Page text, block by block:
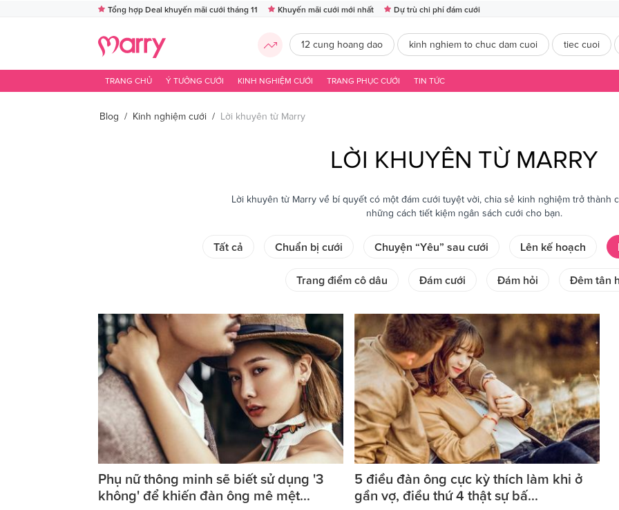
Tổng hợp Deal khuyến mãi cưới tháng 11 Khuyến mãi cưới mới nhất Dự trù chi phí đám cưới
12 cung hoang dao kinh nghiem to chuc dam cuoi tiec cuoi
TRANG CHỦ Ý TƯỞNG CƯỚI KINH NGHIỆM CƯỚI TRANG PHỤC CƯỚI TIN TỨC
Blog / Kinh nghiệm cưới / Lời khuyên từ Marry
LỜI KHUYÊN TỪ MARRY
Lời khuyên từ Marry về bí quyết có một đám cưới tuyệt vời, chia sẻ kinh nghiệm trở thành
những cách tiết kiệm ngân sách cưới cho bạn.
Tất cả Chuẩn bị cưới Chuyện “Yêu” sau cưới Lên kế hoạch
Trang điểm cô dâu Đám cưới Đám hỏi Đêm tân
Phụ nữ thông minh sẽ biết sử dụng '3
không' để khiến đàn ông mê mệt...
5 điều đàn ông cực kỳ thích làm khi ở
gần vợ, điều thứ 4 thật sự bấ...